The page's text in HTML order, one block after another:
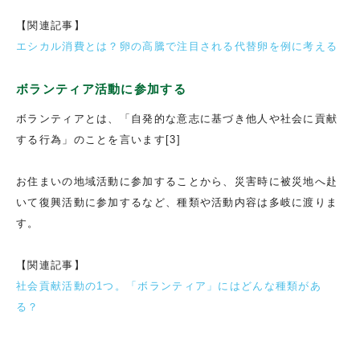
【関連記事】
エシカル消費とは？卵の高騰で注目される代替卵を例に考える
ボランティア活動に参加する
ボランティアとは、「自発的な意志に基づき他人や社会に貢献
する行為」のことを言います[3]
お住まいの地域活動に参加することから、災害時に被災地へ赴
いて復興活動に参加するなど、種類や活動内容は多岐に渡りま
す。
【関連記事】
社会貢献活動の1つ。「ボランティア」にはどんな種類があ
る？